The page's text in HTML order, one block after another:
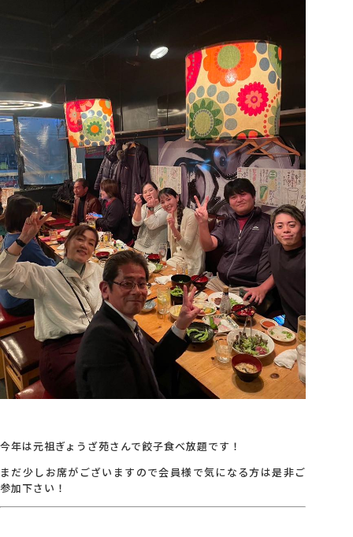
今年は元祖ぎょうざ苑さんで餃子食べ放題です！
まだ少しお席がございますので会員様で気になる方は是非ご
参加下さい！